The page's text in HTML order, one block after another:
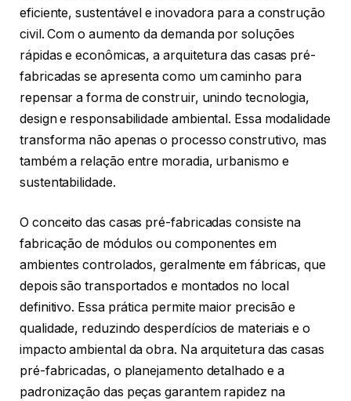
eficiente, sustentável e inovadora para a construção
civil. Com o aumento da demanda por soluções
rápidas e econômicas, a arquitetura das casas pré-
fabricadas se apresenta como um caminho para
repensar a forma de construir, unindo tecnologia,
design e responsabilidade ambiental. Essa modalidade
transforma não apenas o processo construtivo, mas
também a relação entre moradia, urbanismo e
sustentabilidade.
O conceito das casas pré-fabricadas consiste na
fabricação de módulos ou componentes em
ambientes controlados, geralmente em fábricas, que
depois são transportados e montados no local
definitivo. Essa prática permite maior precisão e
qualidade, reduzindo desperdícios de materiais e o
impacto ambiental da obra. Na arquitetura das casas
pré-fabricadas, o planejamento detalhado e a
padronização das peças garantem rapidez na